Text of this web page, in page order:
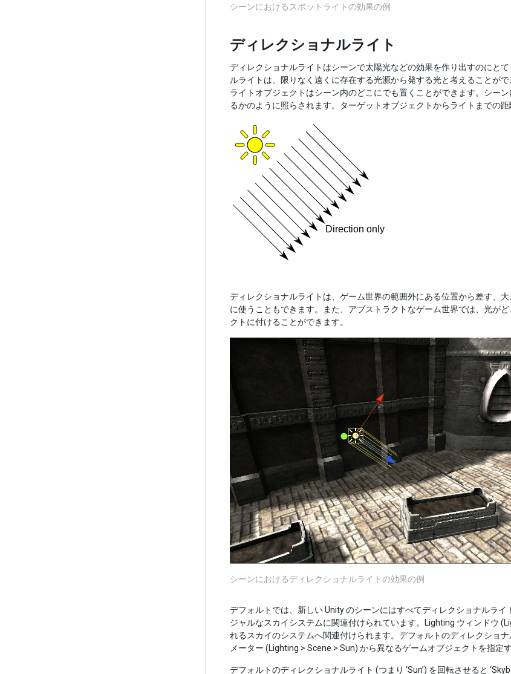
シーンにおけるスポットライトの効果の例
ディレクショナルライト
ディレクショナルライトはシーンで太陽光などの効果を作り出すのにと
ルライトは、限りなく遠くに存在する光源から発する光と考えることが
ライトオブジェクトはシーン内のどこにでも置くことができます。シー
るかのように照らされます。ターゲットオブジェクトからライトまでの
ディレクショナルライトは、ゲーム世界の範囲外にある位置から差す、
に使うこともできます。また、アブストラクトなゲーム世界では、光が
クトに付けることができます。
シーンにおけるディレクショナルライトの効果の例
デフォルトでは、新しい Unity のシーンにはすべてディレクショナルラ
ジャルなスカイシステムに関連付けられています。Lighting ウィンドウ
れるスカイのシステムへ関連付けられます。デフォルトのディレクショ
メーター (Lighting > Scene > Sun) から異なるゲームオブジェクトを指定
デフォルトのディレクショナルライト (つまり ‘Sun’) を回転させると